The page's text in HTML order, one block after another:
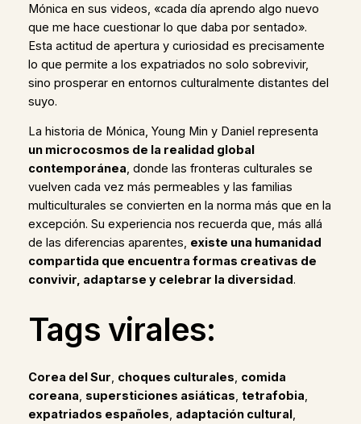
Mónica en sus videos, «cada día aprendo algo nuevo
que me hace cuestionar lo que daba por sentado».
Esta actitud de apertura y curiosidad es precisamente
lo que permite a los expatriados no solo sobrevivir,
sino prosperar en entornos culturalmente distantes del
suyo.
La historia de Mónica, Young Min y Daniel representa
un microcosmos de la realidad global
contemporánea, donde las fronteras culturales se
vuelven cada vez más permeables y las familias
multiculturales se convierten en la norma más que en la
excepción. Su experiencia nos recuerda que, más allá
de las diferencias aparentes, existe una humanidad
compartida que encuentra formas creativas de
convivir, adaptarse y celebrar la diversidad.
Tags virales:
Corea del Sur, choques culturales, comida
coreana, supersticiones asiáticas, tetrafobia,
expatriados españoles, adaptación cultural,